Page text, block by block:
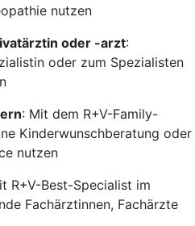
nutzen
oder -arzt:
oder zum Spezialisten
: Mit dem R+V-Family-
Kinderwunschberatung oder
nutzen
R+V-Best-Specialist im
Fachärztinnen, Fachärzte